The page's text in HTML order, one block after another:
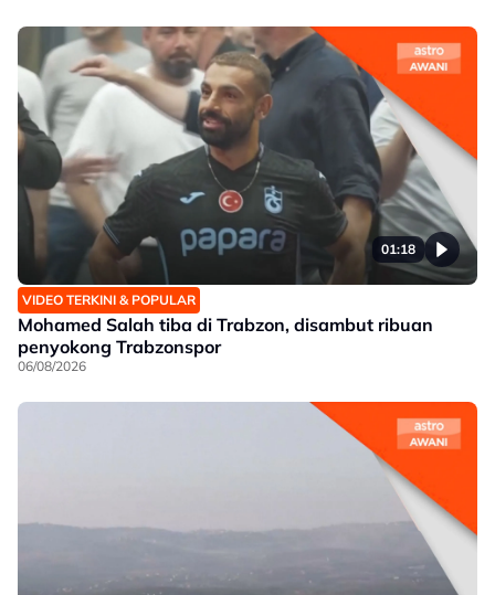
01:18
VIDEO TERKINI & POPULAR
Mohamed Salah tiba di Trabzon, disambut ribuan
penyokong Trabzonspor
06/08/2026